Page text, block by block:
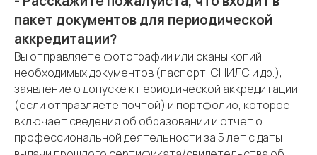
пакет документов для периодической
аккредитации?
Вы отправляете фотографии или сканы копий
необходимых документов (паспорт, СНИЛС и др.),
заявление о допуске к периодической аккредитации
(если отправляете почтой) и портфолио, которое
включает сведения об образовании и отчет о
профессиональной деятельности за 5 лет с даты